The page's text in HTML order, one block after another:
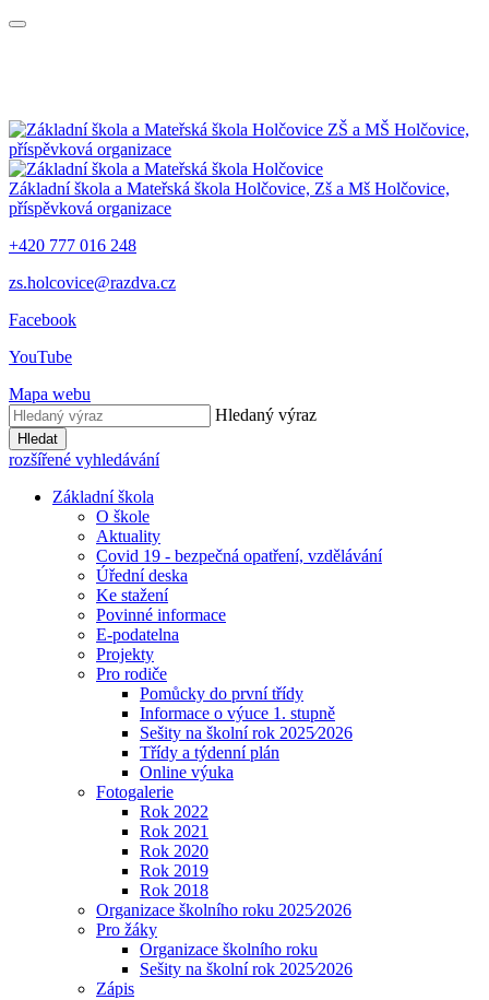
ZŠ a MŠ Holčovice,
příspěvková organizace
Základní škola a Mateřská škola Holčovice, Zš a Mš Holčovice,
příspěvková organizace
+420 777 016 248
zs.holcovice@razdva.cz
Facebook
YouTube
Mapa webu
Hledaný výraz
Hledat
rozšířené vyhledávání
Základní škola
O škole
Aktuality
Covid 19 - bezpečná opatření, vzdělávání
Úřední deska
Ke stažení
Povinné informace
E-podatelna
Projekty
Pro rodiče
Pomůcky do první třídy
Informace o výuce 1. stupně
Sešity na školní rok 2025⁄2026
Třídy a týdenní plán
Online výuka
Fotogalerie
Rok 2022
Rok 2021
Rok 2020
Rok 2019
Rok 2018
Organizace školního roku 2025⁄2026
Pro žáky
Organizace školního roku
Sešity na školní rok 2025⁄2026
Zápis